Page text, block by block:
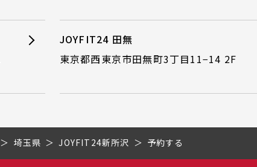
JOYFIT24 田無
東京都西東京市田無町3丁目11−14 2F
埼玉県 JOYFIT24新所沢 予約する